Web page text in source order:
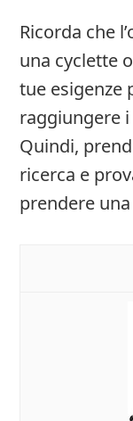
Ricorda che
una cyclette
tue esigenze
raggiungere
Quindi,
ricerca e
prendere